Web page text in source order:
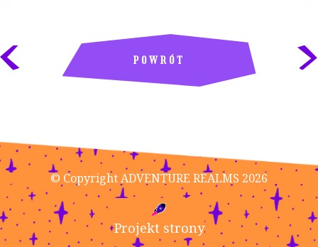
POWRÓT
© Copyright ADVENTURE REALMS 2026
Projekt strony